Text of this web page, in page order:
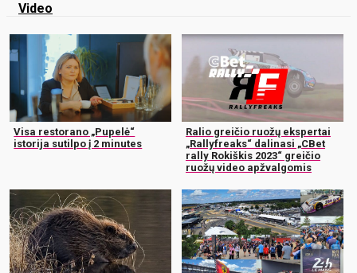
Video
Visa restorano „Pupelė“
istorija sutilpo į 2 minutes
Ralio greičio ruožų ekspertai
„Rallyfreaks“ dalinasi „CBet
rally Rokiškis 2023“ greičio
ruožų video apžvalgomis